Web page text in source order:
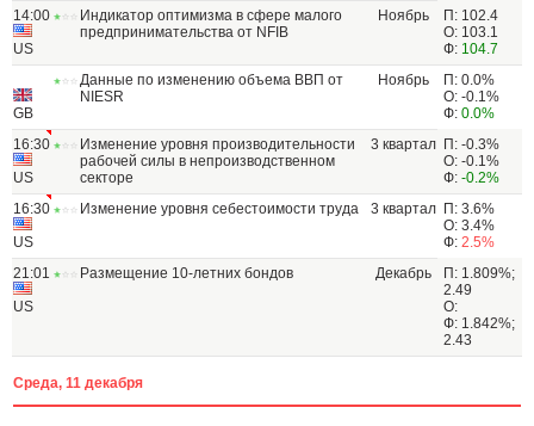
14:00
US
Индикатор оптимизма в сфере малого
предпринимательства от NFIB
Ноябрь
П: 102.4
О: 103.1
Ф: 104.7
GB
Данные по изменению объема ВВП от
NIESR
Ноябрь
П: 0.0%
О: -0.1%
Ф: 0.0%
16:30
US
Изменение уровня производительности
рабочей силы в непроизводственном
секторе
3 квартал П: -0.3%
О: -0.1%
Ф: -0.2%
16:30
US
Изменение уровня себестоимости труда 3 квартал П: 3.6%
О: 3.4%
Ф: 2.5%
21:01
US
Размещение 10-летних бондов Декабрь
П: 1.809%;
2.49
О:
Ф: 1.842%;
2.43
Среда, 11 декабря